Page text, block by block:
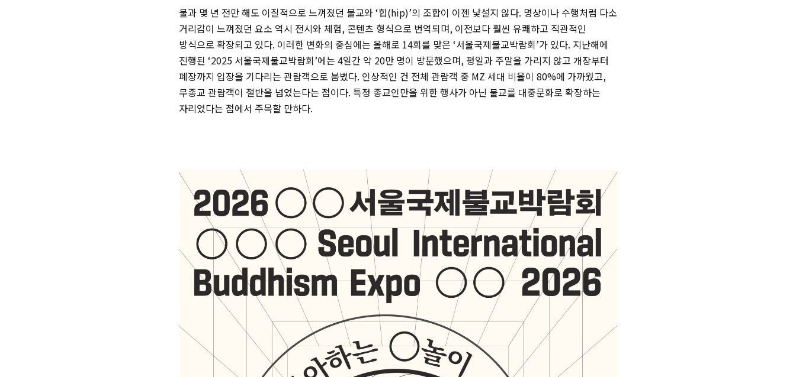
불과 몇 년 전만 해도 이질적으로 느껴졌던 불교와 ‘힙(hip)’의 조합이 이젠 낯설지 않다. 명상이나 수행처럼 다소
거리감이 느껴졌던 요소 역시 전시와 체험, 콘텐츠 형식으로 번역되며, 이전보다 훨씬 유쾌하고 직관적인
방식으로 확장되고 있다. 이러한 변화의 중심에는 올해로 14회를 맞은 ‘서울국제불교박람회’가 있다. 지난해에
진행된 ‘2025 서울국제불교박람회’에는 4일간 약 20만 명이 방문했으며, 평일과 주말을 가리지 않고 개장부터
폐장까지 입장을 기다리는 관람객으로 붐볐다. 인상적인 건 전체 관람객 중 MZ 세대 비율이 80%에 가까웠고,
무종교 관람객이 절반을 넘었는다는 점이다. 특정 종교인만을 위한 행사가 아닌 불교를 대중문화로 확장하는
자리였다는 점에서 주목할 만하다.